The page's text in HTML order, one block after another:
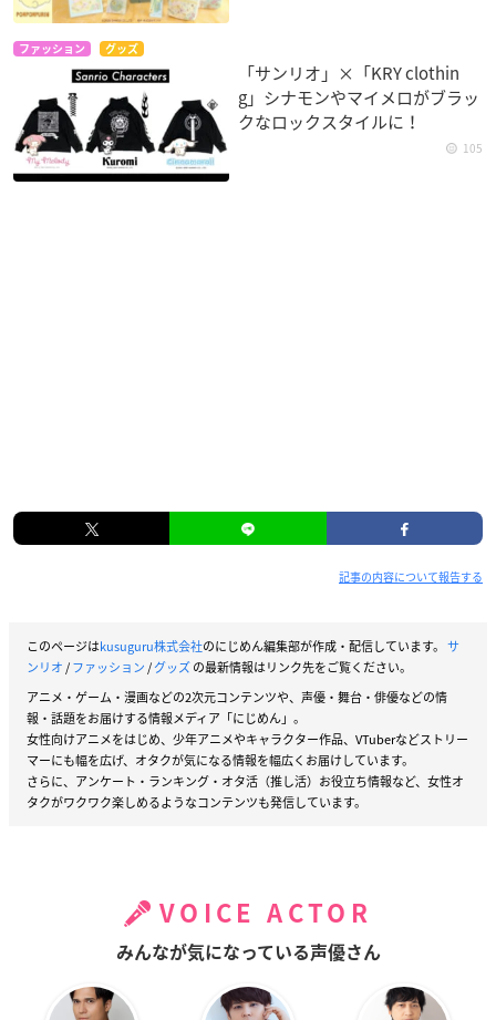
ファッション グッズ
「サンリオ」×「KRY clothin
g」シナモンやマイメロがブラッ
クなロックスタイルに！
105
記事の内容について報告する
このページはkusuguru株式会社のにじめん編集部が作成・配信しています。 サ
ンリオ/ファッション/グッズの最新情報はリンク先をご覧ください。
アニメ・ゲーム・漫画などの2次元コンテンツや、声優・舞台・俳優などの情
報・話題をお届けする情報メディア「にじめん」。
女性向けアニメをはじめ、少年アニメやキャラクター作品、VTuberなどストリー
マーにも幅を広げ、オタクが気になる情報を幅広くお届けしています。
さらに、アンケート・ランキング・オタ活（推し活）お役立ち情報など、女性オ
タクがワクワク楽しめるようなコンテンツも発信しています。
VOICE ACTOR
みんなが気になっている声優さん